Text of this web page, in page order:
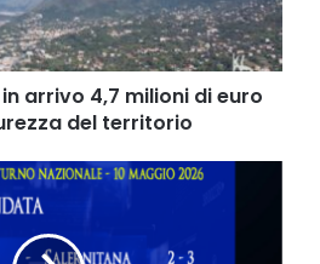
arrivo 4,7 milioni di euro
del territorio